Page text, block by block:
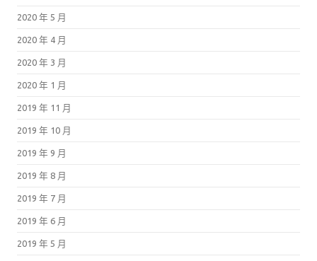
2020 年 5 月
2020 年 4 月
2020 年 3 月
2020 年 1 月
2019 年 11 月
2019 年 10 月
2019 年 9 月
2019 年 8 月
2019 年 7 月
2019 年 6 月
2019 年 5 月